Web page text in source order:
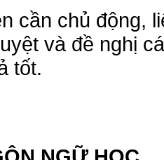
cần chủ động,
và đề nghị
tốt.